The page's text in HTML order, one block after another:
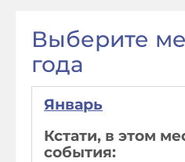
Выберите
года
Январь
Кстати, в этом
события: